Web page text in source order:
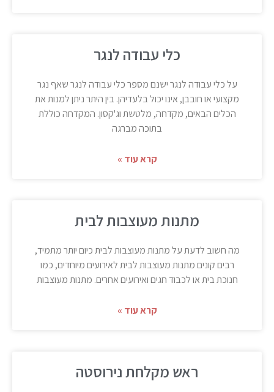
כלי עבודה לנגר
על כלי עבודה לנגר ישנם מספר כלי עבודה לנגר שאף נגר
מקצועי או חובבן, אינו יכול בלעדיהן. בין היתר ניתן למנות את
הכלים הבאים, מקדחה, מלטשת וג'קסון. המקדחה כוללת
בתוכה מברגה
קרא עוד »
מתנות מעוצבות לבית
מה חשוב לדעת על מתנות מעוצבות לבית כיום יותר מתמיד,
רבים קונים מתנות מעוצבות לבית לאירועים מיוחדים, כמו
חנוכת בית או לכבוד חגים ואירועים אחרים. מתנות מעוצבות
קרא עוד »
ראש מקלחת נירוסטה